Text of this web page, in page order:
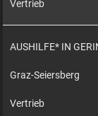
Vertrieb
AUSHILFE* IN
Graz-Seiersberg
Vertrieb